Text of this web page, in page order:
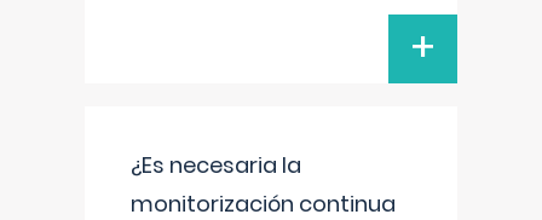
+
¿Es necesaria la
monitorización continua